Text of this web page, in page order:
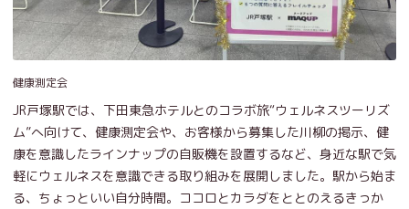
健康測定会
JR戸塚駅では、下田東急ホテルとのコラボ旅“ウェルネスツーリズ
ム”へ向けて、健康測定会や、お客様から募集した川柳の掲示、健
康を意識したラインナップの自販機を設置するなど、身近な駅で気
軽にウェルネスを意識できる取り組みを展開しました。駅から始ま
る、ちょっといい自分時間。ココロとカラダをととのえるきっか